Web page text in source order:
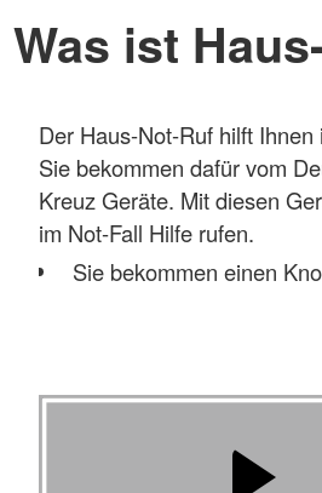
Was ist
Der Haus-Not-Ruf hilft
Sie bekommen dafür vom
Kreuz Geräte. Mit diesen
im Not-Fall Hilfe rufen.
Sie bekommen einen